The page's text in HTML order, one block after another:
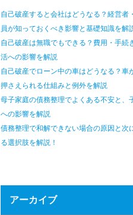
自己破産すると会社はどうなる？経営者
員が知っておくべき影響と基礎知識を解
自己破産は無職でもできる？費用・手続
活への影響を解説
自己破産でローン中の車はどうなる？車
押さえられる仕組みと例外を解説
母子家庭の債務整理でよくある不安と、
への影響を解説
債務整理で和解できない場合の原因と次
る選択肢を解説！
アーカイブ